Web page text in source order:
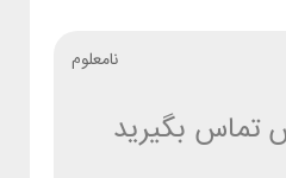
نامعلوم
بگیرید